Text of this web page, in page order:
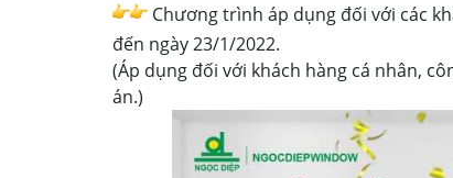
Chương trình áp dụng đối với các
đến ngày 23/1/2022.
(Áp dụng đối với khách hàng cá nhân,
án.)